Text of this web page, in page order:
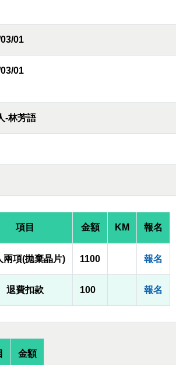
01
01
-林芳語
項目 金額 KM 報名
兩項(拋棄晶片) 1100 報名
退費扣款 100 報名
金額